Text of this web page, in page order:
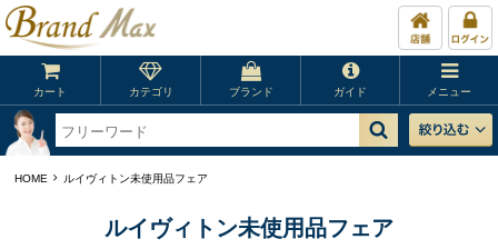
カート カテゴリ ブランド ガイド メニュー
HOME ルイヴィトン未使用品フェア
ルイヴィトン未使用品フェア